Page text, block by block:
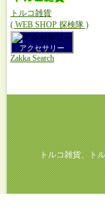
トルコ雑貨
( WEB SHOP 探検隊 )
アクセサリー
Zakka Search
トルコ雑貨、トルコ土